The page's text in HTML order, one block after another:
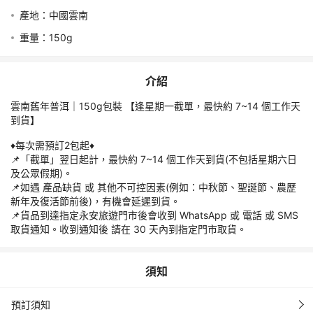
責任細則
貨品價格以訂購當日所示為準；優惠不可與其他優惠及折扣同時使
逢星期一截單，如截單日為公眾假期會提早 1 個工作天截單。
「截單日」翌日起計，最快約 7~14 個工作天到貨 (不包括星期六
日及公眾假期)，如遇 產品缺貨 或 其他不可控因素(例如：中秋
運輸過程中 外盒包裝/食品 可能因碰撞而造成 損毀 或 凹陷 或 皺
本公司並不接受以食用期限短、外盒有損、產品包裝與圖片不符、
所有資料，如因閣下所填之個人資料導致派送失誤，本公司恕不負
訂單成功付款並確認後，可即時獲得預訂確認電郵及電子收據。如
產地：中國雲南
重量：150g
介紹
雲南舊年普洱｜150g包裝 【逢星期一截單，最快約 7~14 個工作天
到貨】
♦️每次需預訂2包起♦️
📌️「截單」翌日起計，最快約 7~14 個工作天到貨(不包括星期六日
及公眾假期)。
📌️如遇 產品缺貨 或 其他不可控因素(例如：中秋節、聖誕節、農歷
新年及復活節前後)，有機會延遲到貨。
📌️貨品到達指定永安旅遊門市後會收到 WhatsApp 或 電話 或 SMS
取貨通知。收到通知後 請在 30 天內到指定門市取貨。
須知
預訂須知